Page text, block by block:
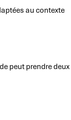
au contexte
peut prendre deux